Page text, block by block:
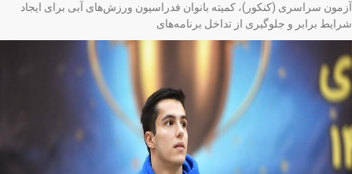
سراسری (کنکور)، کمیته بانوان فدراسیون ورزش‌های آبی برای ایجاد
برابر و جلوگیری از تداخل برنامه‌های